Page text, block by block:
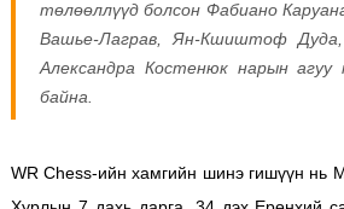
төлөөллүүд болсон Фабиано
Вашье-Лаграв, Ян-Кшиштоф
Александра Костенюк нарын
байна.
WR Chess-ийн хамгийн шинэ гишүүн нь